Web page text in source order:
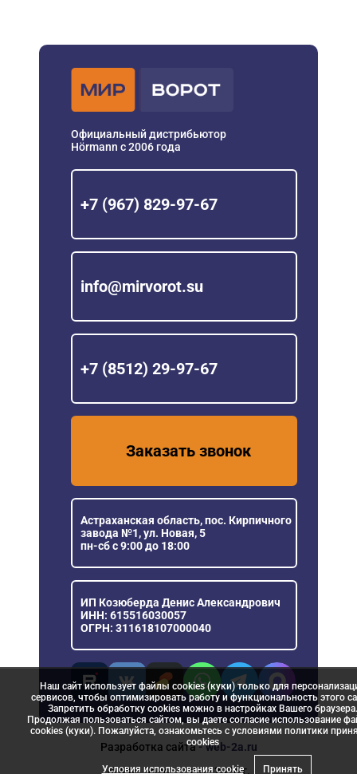
Официальный дистрибьютор
Hörmann с 2006 года
+7 (967) 829-97-67
info@mirvorot.su
+7 (8512) 29-97-67
Заказать звонок
Астраханская область, пос. Кирпичного
завода №1, ул. Новая, 5
пн-сб с 9:00 до 18:00
ИП Козюберда Денис Александрович
ИНН: 615516030057
ОГРН: 311618107000040
Разработка сайта- web-2a.ru
© Мир Ворот, 2006 - 2026 г.
Наш сайт использует файлы cookies (куки) только для
сервисов, чтобы оптимизировать работу и функциональность этого
Запретить обработку cookies можно в настройках Вашего браузера.
Продолжая пользоваться сайтом, вы даете согласие использование
cookies (куки). Пожалуйста, ознакомьтесь с условиями политики
сookies
Условия использования cookie Принять